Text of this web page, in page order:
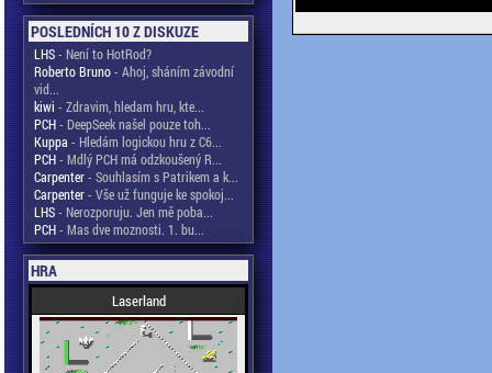
POSLEDNÍCH 10 Z DISKUZE
LHS- Není to HotRod?
Roberto Bruno- Ahoj, sháním závodní
vid...
kiwi - Zdravim, hledam hru, kte...
PCH- DeepSeek našel pouze toh...
Kuppa - Hledám logickou hru z C6...
PCH- Mdlý PCH má odzkoušený R...
Carpenter- Souhlasím s Patrikem a k...
Carpenter- Vše už funguje ke spokoj...
LHS- Nerozporuju. Jen mě poba...
PCH- Mas dve moznosti. 1. bu...
HRA
Laserland